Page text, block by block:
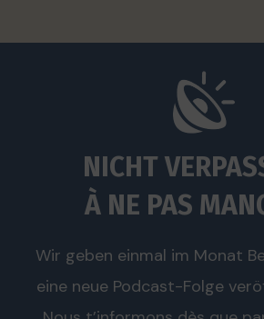
NICHT
À NE PAS
Wir geben einmal im Monat
eine neue Podcast-Folge